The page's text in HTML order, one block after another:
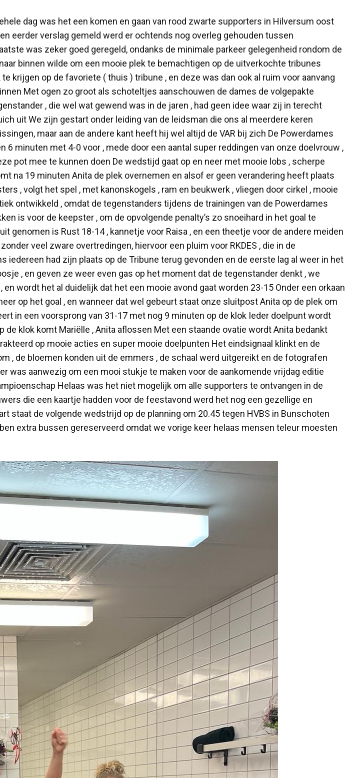
dag was het een komen en gaan van rood zwarte supporters in Hilversum oost
eerder verslag gemeld werd er ochtends nog overleg gehouden tussen
was zeker goed geregeld, ondanks de minimale parkeer gelegenheid rondom de
binnen wilde om een mooie plek te bemachtigen op de uitverkochte tribunes
krijgen op de favoriete ( thuis ) tribune , en deze was dan ook al ruim voor aanvang
Met ogen zo groot als schoteltjes aanschouwen de dames de volgepakte
, die wel wat gewend was in de jaren , had geen idee waar zij in terecht
uit We zijn gestart onder leiding van de leidsman die ons al meerdere keren
maar aan de andere kant heeft hij wel altijd de VAR bij zich De Powerdames
minuten met 4-0 voor , mede door een aantal super reddingen van onze doelvrouw ,
pot mee te kunnen doen De wedstijd gaat op en neer met mooie lobs , scherpe
na 19 minuten Anita de plek overnemen en alsof er geen verandering heeft plaats
, volgt het spel , met kanonskogels , ram en beukwerk , vliegen door cirkel , mooie
ontwikkeld , omdat de tegenstanders tijdens de trainingen van de Powerdames
is voor de keepster , om de opvolgende penalty’s zo snoeihard in het goal te
genomen is Rust 18-14 , kannetje voor Raisa , en een theetje voor de andere meiden
veel zware overtredingen, hiervoor een pluim voor RKDES , die in de
had zijn plaats op de Tribune terug gevonden en de eerste lag al weer in het
, en geven ze weer even gas op het moment dat de tegenstander denkt , we
wordt het al duidelijk dat het een mooie avond gaat worden 23-15 Onder een orkaan
op het goal , en wanneer dat wel gebeurt staat onze sluitpost Anita op de plek om
in een voorsprong van 31-17 met nog 9 minuten op de klok Ieder doelpunt wordt
klok komt Mariëlle , Anita aflossen Met een staande ovatie wordt Anita bedankt
op mooie acties en super mooie doelpunten Het eindsignaal klinkt en de
, de bloemen konden uit de emmers , de schaal werd uitgereikt en de fotografen
was aanwezig om een mooi stukje te maken voor de aankomende vrijdag editie
Helaas was het niet mogelijk om alle supporters te ontvangen in de
die een kaartje hadden voor de feestavond werd het nog een gezellige en
staat de volgende wedstrijd op de planning om 20.45 tegen HVBS in Bunschoten
extra bussen gereserveerd omdat we vorige keer helaas mensen teleur moesten